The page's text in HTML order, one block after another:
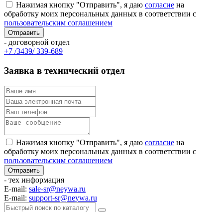
Нажимая кнопку "Отправить", я даю согласие на
обработку моих персональных данных в соответствии с
пользовательским соглашением
- договорной отдел
+7 /3439/ 339-689
Заявка в технический отдел
Нажимая кнопку "Отправить", я даю согласие на
обработку моих персональных данных в соответствии с
пользовательским соглашением
- тех информация
E-mail: sale-sr@neywa.ru
E-mail: support-sr@neywa.ru